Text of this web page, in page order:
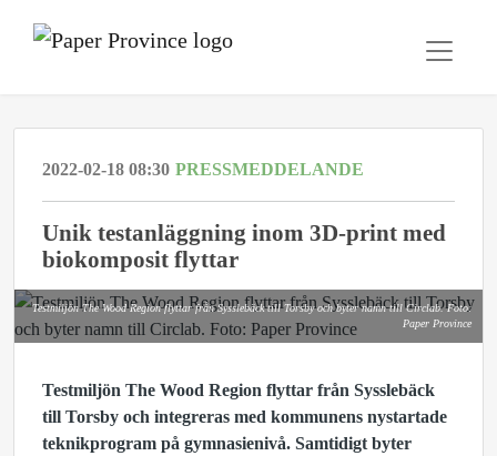
2022-02-18 08:30 PRESSMEDDELANDE
Unik testanläggning inom 3D-print med
biokomposit flyttar
Testmiljön The Wood Region flyttar från Sysslebäck till Torsby och byter namn till Circlab. Foto:
Paper Province
Testmiljön The Wood Region flyttar från Sysslebäck
till Torsby och integreras med kommunens nystartade
teknikprogram på gymnasienivå. Samtidigt byter